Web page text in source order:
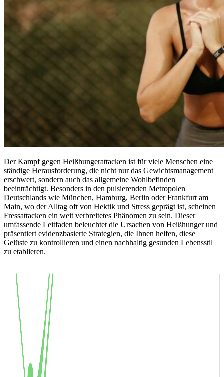
Der Kampf gegen Heißhungerattacken ist für viele Menschen eine
ständige Herausforderung, die nicht nur das Gewichtsmanagement
erschwert, sondern auch das allgemeine Wohlbefinden
beeinträchtigt. Besonders in den pulsierenden Metropolen
Deutschlands wie München, Hamburg, Berlin oder Frankfurt am
Main, wo der Alltag oft von Hektik und Stress geprägt ist, scheinen
Fressattacken ein weit verbreitetes Phänomen zu sein. Dieser
umfassende Leitfaden beleuchtet die Ursachen von Heißhunger und
präsentiert evidenzbasierte Strategien, die Ihnen helfen, diese
Gelüste zu kontrollieren und einen nachhaltig gesunden Lebensstil
zu etablieren.